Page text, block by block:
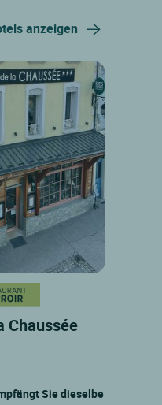
anzeigen
Chaussée
Sie dieselbe